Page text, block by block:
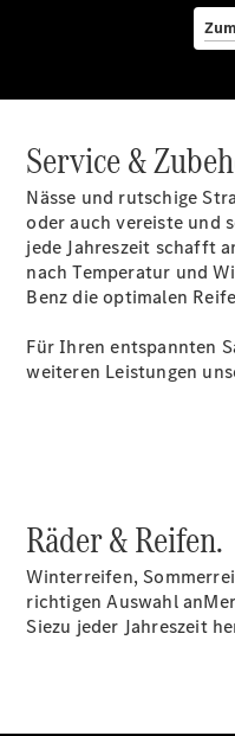
beim
Über
Service &
Nässe und rutschige
oder auch vereiste und
jede Jahreszeit schafft
nach Temperatur und
Benz die optimalen
Für Ihren entspannten
weiteren Leistungen
Räder & Reifen.
Winterreifen,
richtigen Auswahl
Siezu jeder Jahreszeit